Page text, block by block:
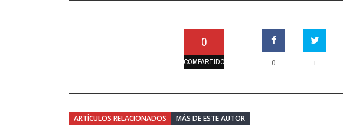
0
COMPARTIDO 0 +
ARTÍCULOS RELACIONADOS MÁS DE ESTE AUTOR